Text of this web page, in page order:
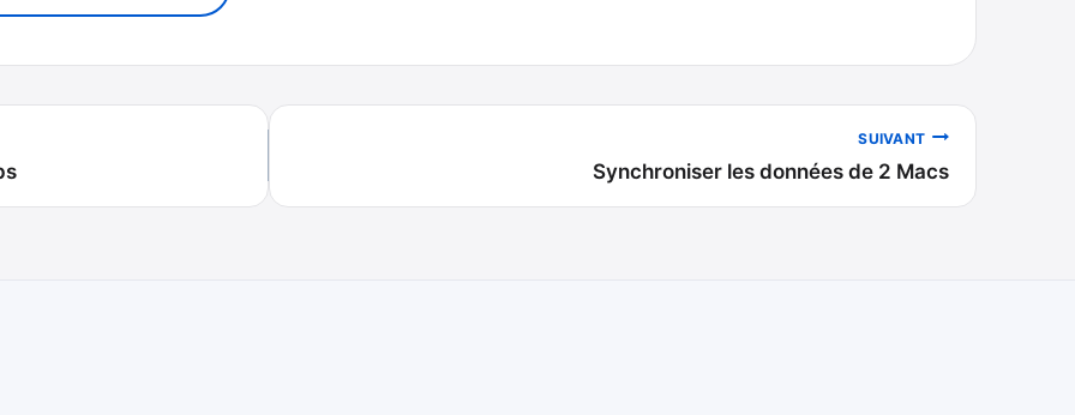
SUIVANT
Synchroniser les données de 2 Macs